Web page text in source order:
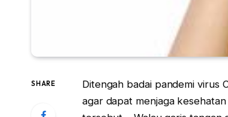
SHARE
Ditengah badai pandemi virus
agar dapat menjaga